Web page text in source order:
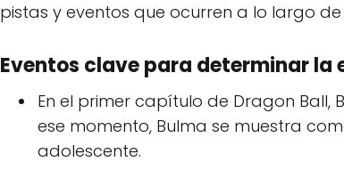
pistas y eventos que ocurren a lo largo de
Eventos clave para determinar la
En el primer capítulo de Dragon
ese momento, Bulma se muestra
adolescente.